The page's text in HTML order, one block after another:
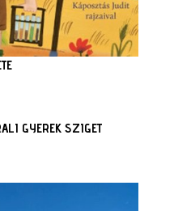
GYEREK SZIGET